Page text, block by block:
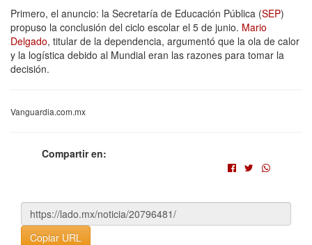
Primero, el anuncio: la Secretaría de Educación Pública (SEP)
propuso la conclusión del ciclo escolar el 5 de junio. Mario
Delgado, titular de la dependencia, argumentó que la ola de calor
y la logística debido al Mundial eran las razones para tomar la
decisión.
Vanguardia.com.mx
Compartir en:
Copiar URL